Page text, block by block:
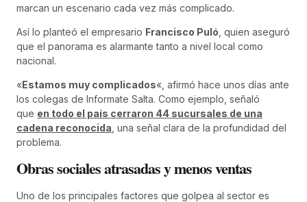
marcan un escenario cada vez más complicado.
Así lo planteó el empresario Francisco Puló , quien aseguró
que el panorama es alarmante tanto a nivel local como
nacional.
«Estamos muy complicados«, afirmó hace unos días ante
los colegas de Informate Salta. Como ejemplo, señaló
que en todo el país cerraron 44 sucursales de una
cadena reconocida , una señal clara de la profundidad del
problema.
Obras sociales atrasadas y menos ventas
Uno de los principales factores que golpea al sector es